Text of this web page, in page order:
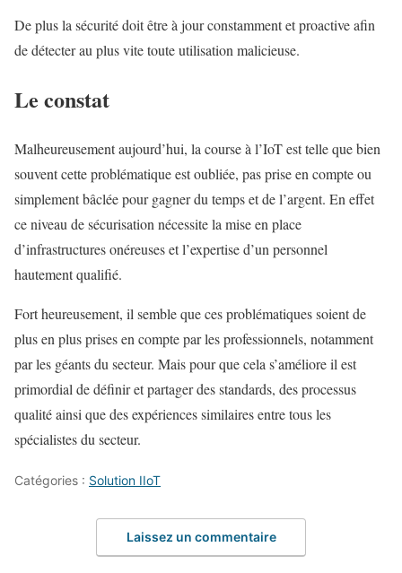
De plus la sécurité doit être à jour constamment et proactive afin
de détecter au plus vite toute utilisation malicieuse.
Le constat
Malheureusement aujourd’hui, la course à l’IoT est telle que bien
souvent cette problématique est oubliée, pas prise en compte ou
simplement bâclée pour gagner du temps et de l’argent. En effet
ce niveau de sécurisation nécessite la mise en place
d’infrastructures onéreuses et l’expertise d’un personnel
hautement qualifié.
Fort heureusement, il semble que ces problématiques soient de
plus en plus prises en compte par les professionnels, notamment
par les géants du secteur. Mais pour que cela s’améliore il est
primordial de définir et partager des standards, des processus
qualité ainsi que des expériences similaires entre tous les
spécialistes du secteur.
Catégories : Solution IIoT
Laissez un commentaire